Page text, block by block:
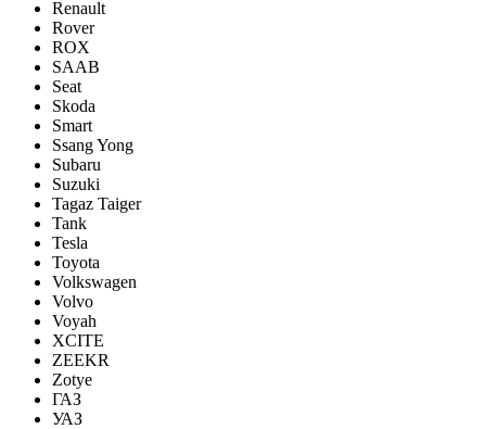
Renault
Rover
ROX
SAAB
Seat
Skoda
Smart
Ssang Yong
Subaru
Suzuki
Tagaz Taiger
Tank
Tesla
Toyota
Volkswagen
Volvo
Voyah
XCITE
ZEEKR
Zotye
ГАЗ
УАЗ